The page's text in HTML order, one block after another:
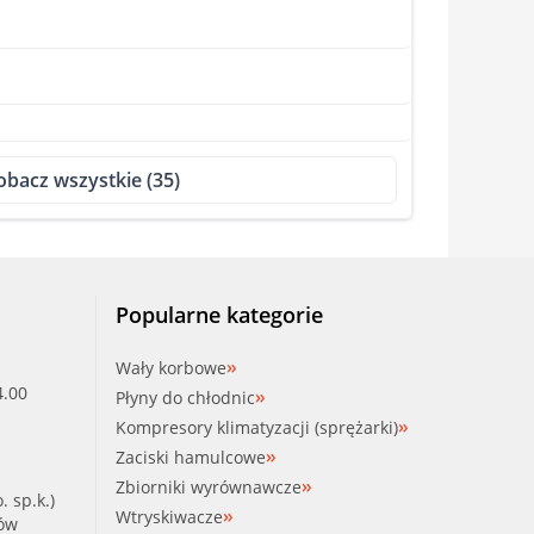
wszystkie (35)
sp.k.)
Popularne kategorie
Wały korbowe
Płyny do chłodnic
Kompresory klimatyzacji (sprężarki)
Zaciski hamulcowe
Zbiorniki wyrównawcze
Wtryskiwacze